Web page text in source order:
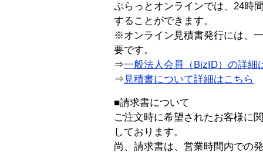
ぷらっとオンラインでは、24時
することができます。
※オンライン見積書発行には、
要です。
⇒一般法人会員（BizID）の詳細
⇒ 見積書について詳細はこちら
■請求書について
ご注文時に希望されたお客様に
しております。
尚、請求書は、営業時間内での